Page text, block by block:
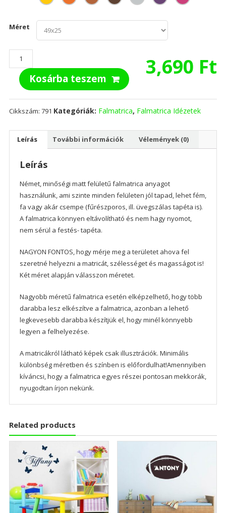
Méret
3,690 Ft
is
Beautiful
mennyiség
Kosárba teszem
Cikkszám: 791 Kategóriák: Falmatrica, Falmatrica Idézetek
Leírás További információk Vélemények (0)
Leírás
Német, minőségi matt felületű falmatrica anyagot
használunk, ami szinte minden felületen jól tapad, lehet fém,
fa vagy akár csempe (fűrészporos, ill. üvegszálas tapéta is).
A falmatrica könnyen eltávolítható és nem hagy nyomot,
nem sérül a festés- tapéta.
NAGYON FONTOS, hogy mérje meg a területet ahova fel
szeretné helyezni a matricát, szélességet és magasságot is!
Két méret alapján válasszon méretet.
Nagyobb méretű falmatrica esetén elképzelhető, hogy több
darabba lesz elkészítve a falmatrica, azonban a lehető
legkevesebb darabba készítjük el, hogy minél könnyebb
legyen a felhelyezése.
A matricákról látható képek csak illusztrációk. Minimális
különbség méretben és színben is előfordulhat!Amennyiben
kíváncsi, hogy a falmatrica egyes részei pontosan mekkorák,
nyugodtan írjon nekünk.
Related products